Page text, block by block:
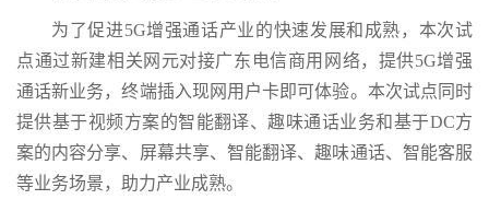
为了促进5G增强通话产业的快速发展和成熟，本次试
点通过新建相关网元对接广东电信商用网络，提供5G增强
通话新业务，终端插入现网用户卡即可体验。本次试点同时
提供基于视频方案的智能翻译、趣味通话业务和基于DC方
案的内容分享、屏幕共享、智能翻译、趣味通话、智能客服
等业务场景，助力产业成熟。